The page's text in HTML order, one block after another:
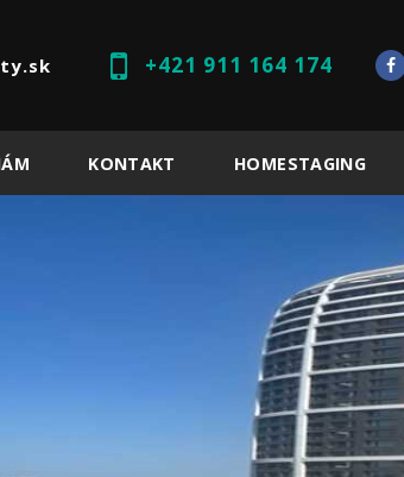
+421 911 164 174
KONTAKT HOMESTAGING